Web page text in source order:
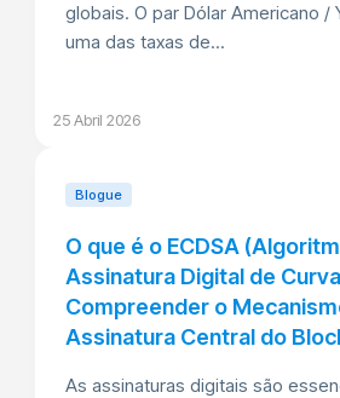
globais. O par Dólar Americano /
uma das taxas de...
25 Abril 2026
Blogue
O que é o ECDSA
Assinatura Digital de
Compreender o
Assinatura Central do
As assinaturas digitais são